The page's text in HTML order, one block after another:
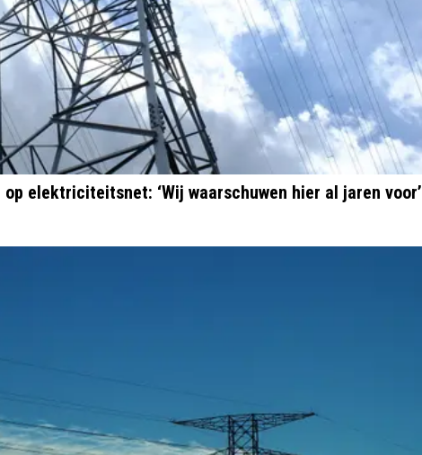
elektriciteitsnet: ‘Wij waarschuwen hier al jaren voor’